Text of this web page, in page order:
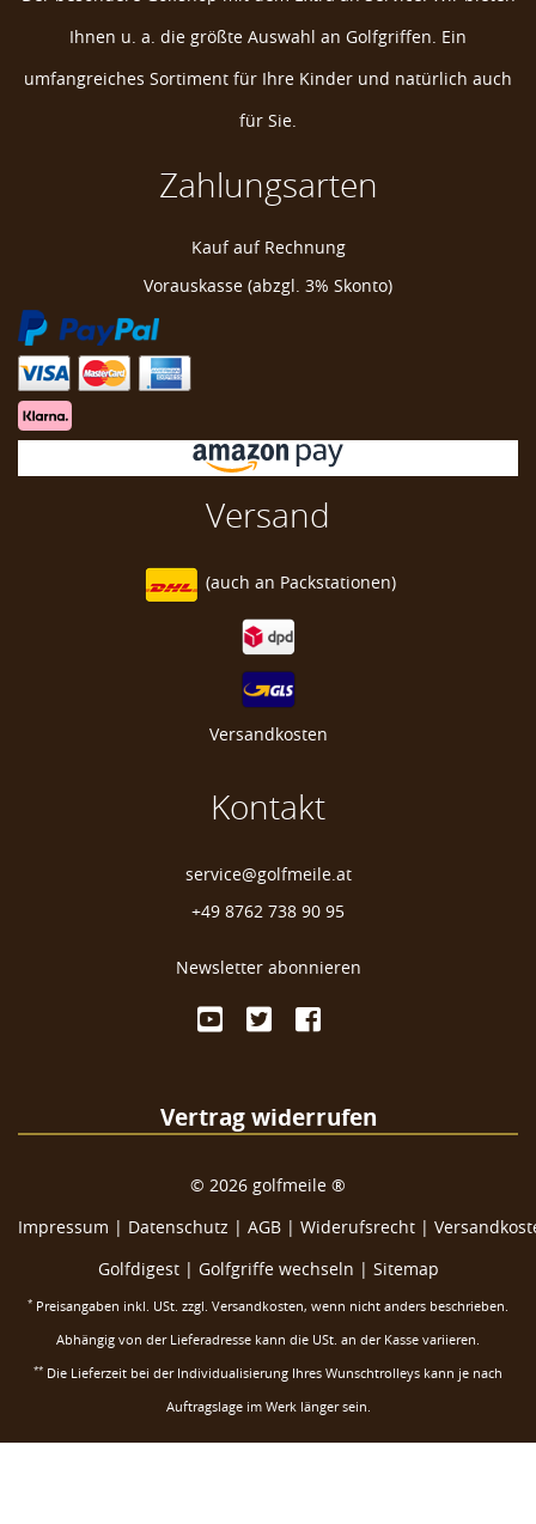
Ihnen u. a. die größte Auswahl an Golfgriffen. Ein
umfangreiches Sortiment für Ihre Kinder und natürlich auch
für Sie.
Golf Glove
Golfhandschuh Universalgröße
Golf Glove One Size fits all
Mans Golf Glove
Zero Friction Performance Glove
Zahlungsarten
Kauf auf Rechnung
Vorauskasse (abzgl. 3% Skonto)
Versand
(auch an Packstationen)
Versandkosten
Kontakt
service@golfmeile.at
+49 8762 738 90 95
Newsletter abonnieren
Vertrag widerrufen
© 2026 golfmeile ®
Impressum | Datenschutz | AGB | Widerufsrecht |
Golfdigest| Golfgriffe wechseln | Sitemap
* Preisangaben inkl. USt. zzgl. Versandkosten, wenn nicht anders beschrieben.
Abhängig von der Lieferadresse kann die USt. an der Kasse variieren.
** Die Lieferzeit bei der Individualisierung Ihres Wunschtrolleys kann je nach
Auftragslage im Werk länger sein.